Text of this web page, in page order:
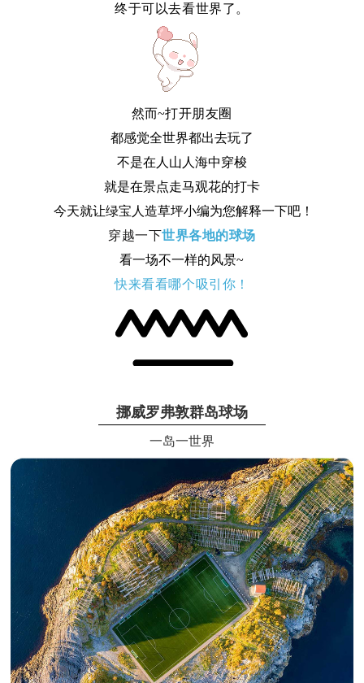
终于可以去看世界了。
然而~打开朋友圈
都感觉全世界都出去玩了
不是在人山人海中穿梭
就是在景点走马观花的打卡
今天就让绿宝人造草坪小编为您解释一下吧！
穿越一下世界各地的球场
看一场不一样的风景~
快来看看哪个吸引你！
挪威罗弗敦群岛球场
一岛一世界